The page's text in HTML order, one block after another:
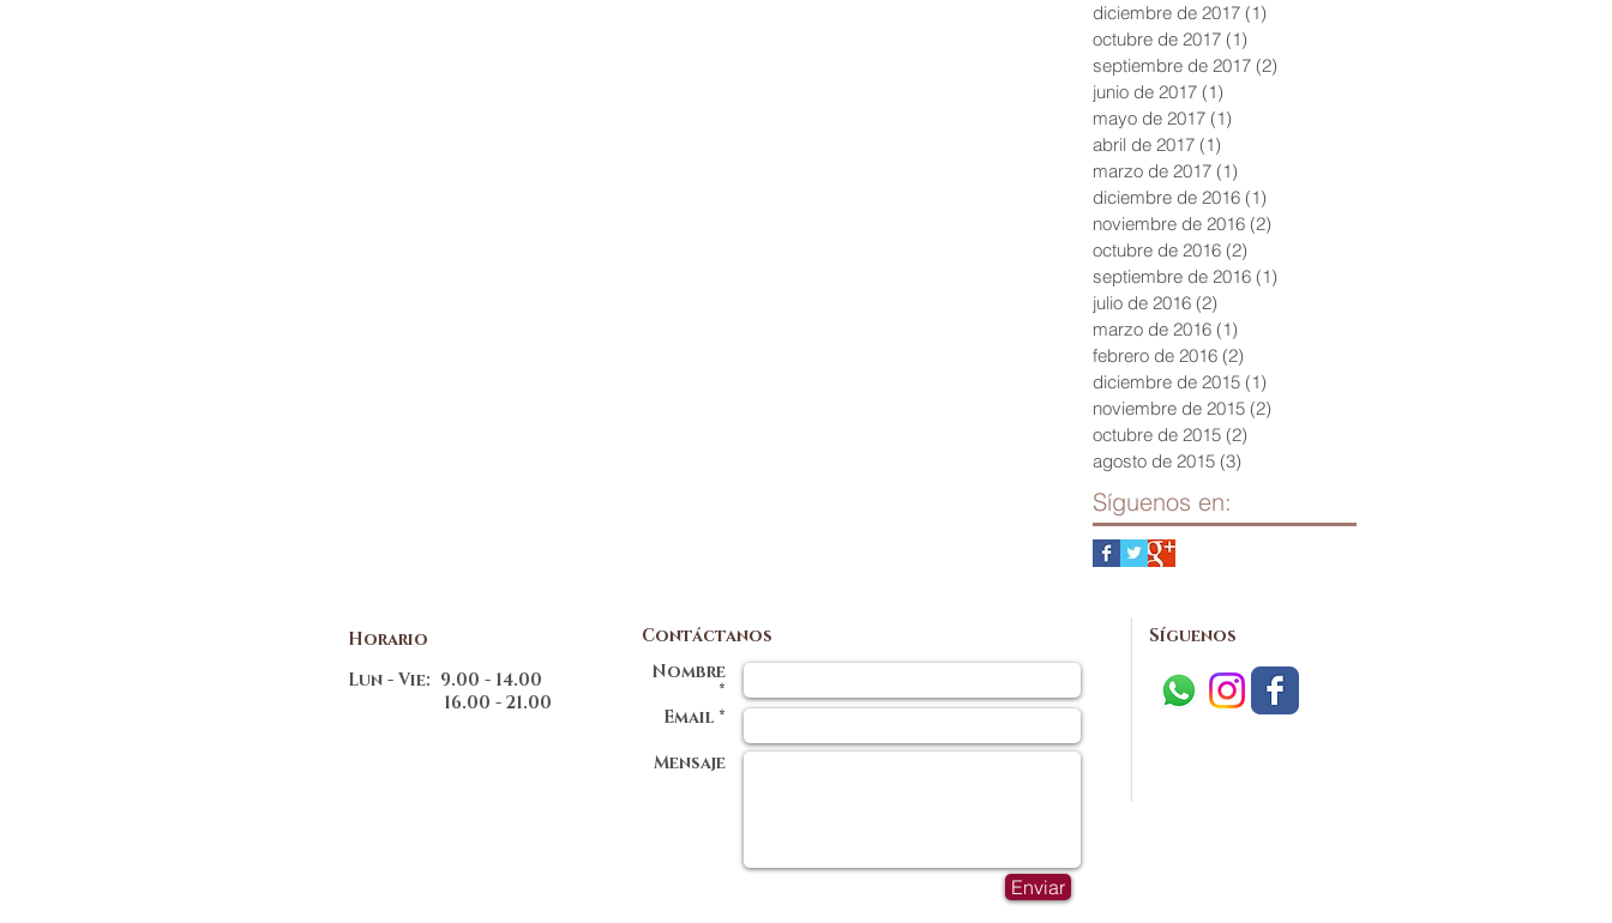
diciembre de 2017 (1)
octubre de 2017 (1)
septiembre de 2017 (2)
junio de 2017 (1)
mayo de 2017 (1)
abril de 2017 (1)
marzo de 2017 (1)
diciembre de 2016 (1)
noviembre de 2016 (2)
octubre de 2016 (2)
septiembre de 2016 (1)
julio de 2016 (2)
marzo de 2016 (1)
febrero de 2016 (2)
diciembre de 2015 (1)
noviembre de 2015 (2)
octubre de 2015 (2)
agosto de 2015 (3)
Síguenos en:
Horario
Lun - Vie: 9.00 - 14.00
16.00 - 21.00
Contáctanos
Nombre
*
Email *
Mensaje
Enviar
Síguenos